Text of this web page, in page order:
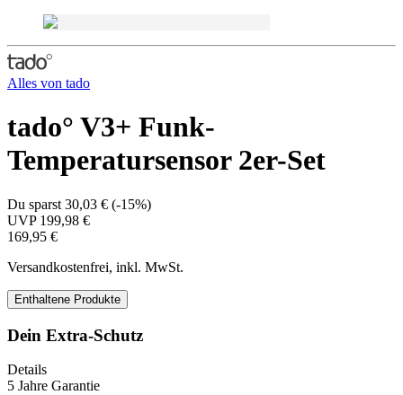
Alles von tado
tado° V3+ Funk-
Temperatursensor 2er-Set
Du sparst 30,03 € (-15%)
UVP 199,98 €
169,95 €
Versandkostenfrei, inkl. MwSt.
Enthaltene Produkte
Dein Extra-Schutz
Details
5 Jahre Garantie